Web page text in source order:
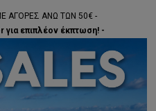
ΑΓΟΡΕΣ ΑΝΩ ΤΩΝ 50€ -
για επιπλέον έκπτωση! -